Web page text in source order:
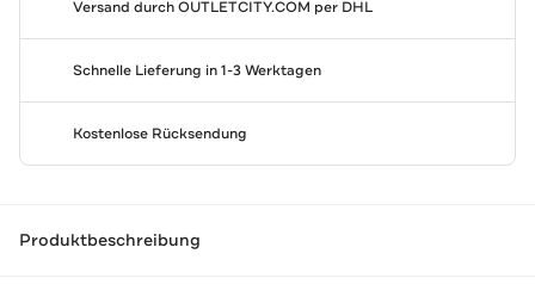
Versand durchOUTLETCITY.COM per DHL
Schnelle Lieferung in 1-3 Werktagen
Kostenlose Rücksendung
Produktbeschreibung